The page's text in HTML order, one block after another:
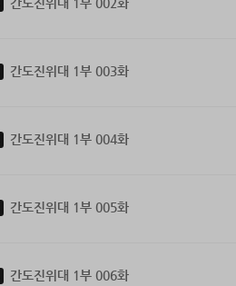
간도진위대 1부 002화
간도진위대 1부 003화
간도진위대 1부 004화
간도진위대 1부 005화
간도진위대 1부 006화